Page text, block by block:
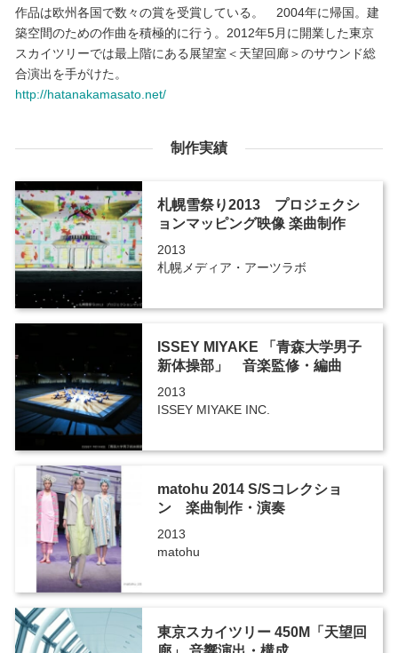
作品は欧州各国で数々の賞を受賞している。 2004年に帰国。建
築空間のための作曲を積極的に行う。2012年5月に開業した東京
スカイツリーでは最上階にある展望室＜天望回廊＞のサウンド総
合演出を手がけた。
http://hatanakamasato.net/
制作実績
札幌雪祭り2013 プロジェクシ
ョンマッピング映像 楽曲制作
2013
札幌メディア・アーツラボ
ISSEY MIYAKE 「青森大学男子
新体操部」 音楽監修・編曲
2013
ISSEY MIYAKE INC.
matohu 2014 S/Sコレクショ
ン 楽曲制作・演奏
2013
matohu
東京スカイツリー 450M「天望回